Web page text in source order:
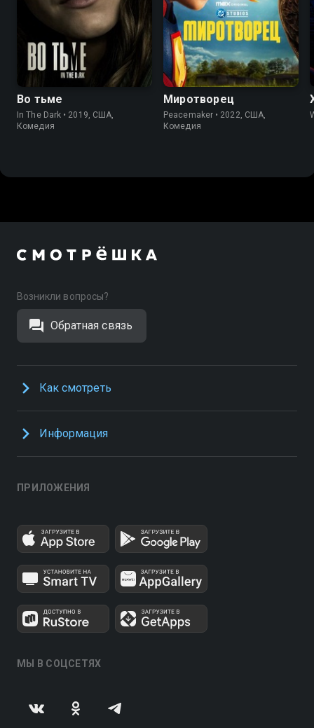
7.4 7.5
Во тьме
In The Dark • 2019, США,
Комедия
8.0 8.2
Миротворец
Peacemaker • 2022, США,
Комедия
Возникли вопросы?
Обратная связь
Как смотреть
Информация
ПРИЛОЖЕНИЯ
МЫ В СОЦСЕТЯХ